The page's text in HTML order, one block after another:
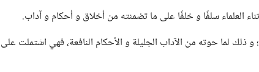
سلفًا و خلفًا على ما تضمنته من أخلاق و أحكام و آداب.
لما حوته من الآداب الجليلة و الأحكام النافعة، فهي اشتملت على